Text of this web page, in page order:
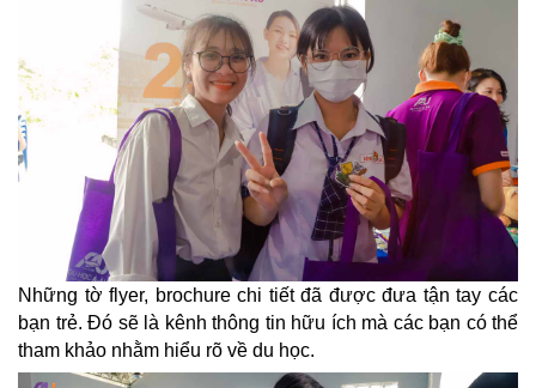
Những tờ flyer, brochure chi tiết đã được đưa tận tay các
bạn trẻ. Đó sẽ là kênh thông tin hữu ích mà các bạn có thể
tham khảo nhằm hiểu rõ về du học.